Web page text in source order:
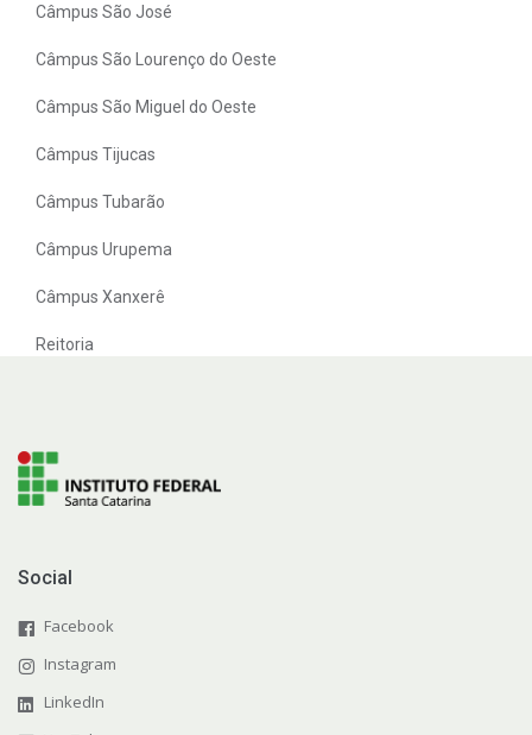
Câmpus São José
Câmpus São Lourenço do Oeste
Câmpus São Miguel do Oeste
Câmpus Tijucas
Câmpus Tubarão
Câmpus Urupema
Câmpus Xanxerê
Reitoria
Social
Facebook
Instagram
LinkedIn